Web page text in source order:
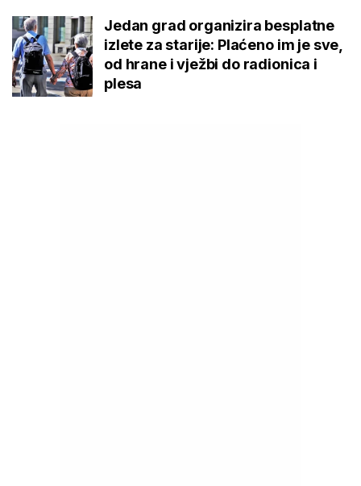
Jedan grad organizira besplatne
izlete za starije: Plaćeno im je sve,
od hrane i vježbi do radionica i
plesa